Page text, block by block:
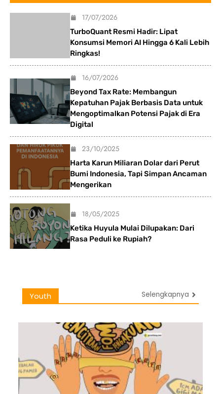
17/07/2026
TurboQuant Resmi Hadir: Lipat
Konsumsi Memori AI Hingga 6 Kali Lebih
Ringkas!
16/07/2026
Beyond Tax Rate: Membangun
Kepatuhan Pajak Berbasis Data untuk
Mengoptimalkan Potensi Pajak di Era
Digital
23/10/2025
Harta Karun Miliaran Dolar dari Perut
Bumi Indonesia, Tapi Simpan Ancaman
Mengerikan
18/05/2025
Ketika Huyula Mulai Dilupakan: Dari
Rasa Peduli ke Rupiah?
Youth Selengkapnya